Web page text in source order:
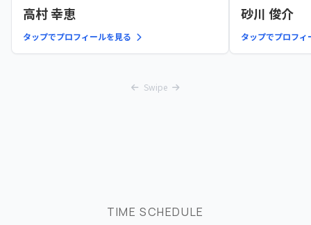
高村 幸恵
タップでプロフィールを見る
砂川 俊介
タップでプロフ
Swipe
TIME SCHEDULE